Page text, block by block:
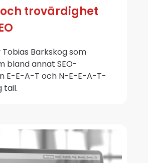
trovärdighet
Tobias Barkskog som
bland annat SEO-
E-E-A-T och N-E-E-A-T-
tail.